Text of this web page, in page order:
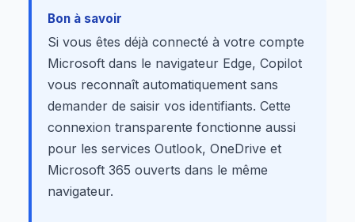
Bon à savoir
Si vous êtes déjà connecté à votre compte
Microsoft dans le navigateur Edge, Copilot
vous reconnaît automatiquement sans
demander de saisir vos identifiants. Cette
connexion transparente fonctionne aussi
pour les services Outlook, OneDrive et
Microsoft 365 ouverts dans le même
navigateur.